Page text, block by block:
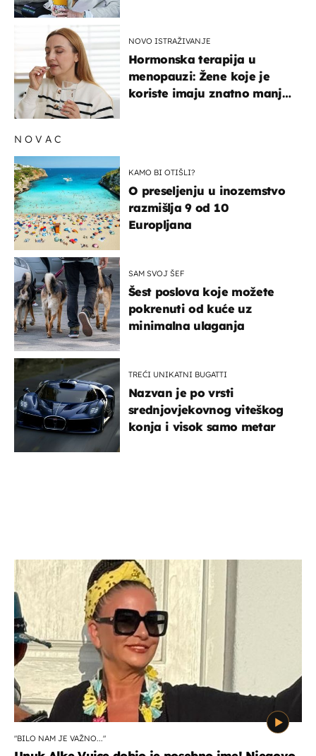
NOVO ISTRAŽIVANJE
Hormonska terapija u
menopauzi: Žene koje je
koriste imaju znatno manji
NOVAC
KAMO BI OTIŠLI?
O preseljenju u inozemstvo
razmišlja 9 od 10
Europljana
SAM SVOJ ŠEF
Šest poslova koje možete
pokrenuti od kuće uz
minimalna ulaganja
TREĆI UNIKATNI BUGATTI
Nazvan je po vrsti
srednjovjekovnog viteškog
konja i visok samo metar
"BILO NAM JE VAŽNO..."